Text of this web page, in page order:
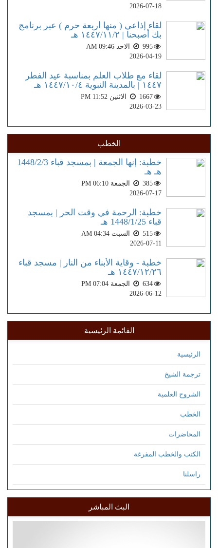
2026-07-18
لقاء إذاعي ( منها أربعة حرم ) عبر برنامج
بك أصبحنا | ١٤٤٧/١١/٢ هـ
995
الاحد AM 09:46
2026-04-19
لقاء مع طلاب العلم بمناسبة عيد الفطر
١٤٤٧ | بالمدينة النبوية ١٤٤٧/١٠/٤ هـ
1667
الاثنين PM 11:52
2026-03-23
الخطب
خطبة: إنها الجمعة | بمسجد قباء 1448/2/3
هـ هـ
385
الجمعة PM 06:10
2026-07-17
خطبة: الرحمة في وقت الحر | بمسجد
قباء 1448/1/25 هـ
515
السبت AM 04:34
2026-07-11
خطبة - وقاية الأبناء من النار | مسجد قباء
١٤٤٧/١٢/٢٦ هـ
634
الجمعة PM 07:04
2026-06-12
القائمة الرئيسية
الرئيسية
ترجمة الشيخ
الشروح العلمية
الخطب
المحاضرات
الكتب والخطب المفرغة
راسلنا
البث المباشر